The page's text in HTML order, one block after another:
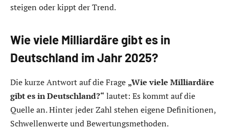
steigen oder kippt der Trend.
Wie viele Milliardäre gibt es in
Deutschland im Jahr 2025?
Die kurze Antwort auf die Frage „Wie viele Milliardäre
gibt es in Deutschland?“ lautet: Es kommt auf die
Quelle an. Hinter jeder Zahl stehen eigene Definitionen,
Schwellenwerte und Bewertungsmethoden.